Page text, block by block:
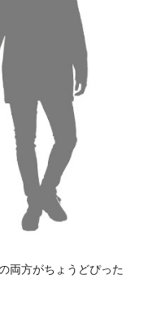
両方がちょうどぴった